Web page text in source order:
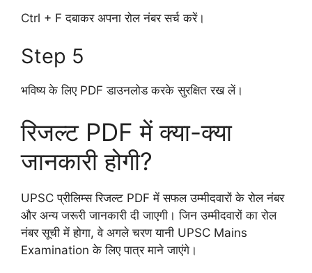
Ctrl + F दबाकर अपना रोल नंबर सर्च करें।
Step 5
भविष्य के लिए PDF डाउनलोड करके सुरक्षित रख लें।
रिजल्ट PDF में क्या-क्या
जानकारी होगी?
UPSC प्रीलिम्स रिजल्ट PDF में सफल उम्मीदवारों के रोल नंबर
और अन्य जरूरी जानकारी दी जाएगी। जिन उम्मीदवारों का रोल
नंबर सूची में होगा, वे अगले चरण यानी UPSC Mains
Examination के लिए पात्र माने जाएंगे।